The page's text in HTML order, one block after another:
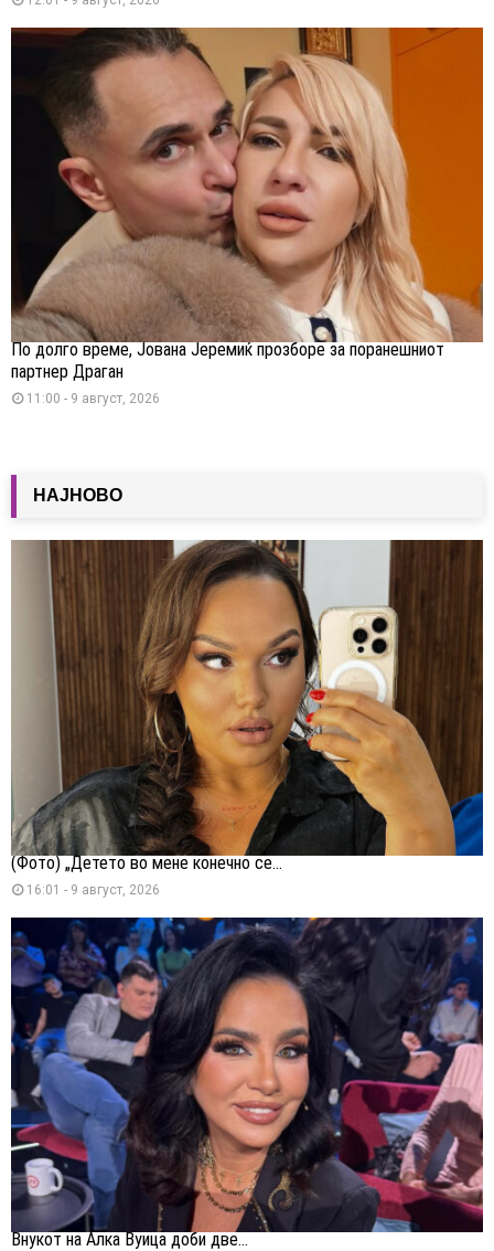
По долго време, Јована Јеремиќ прозборе за поранешниот
партнер Драган
11:00 - 9 август, 2026
НАЈНОВО
(Фото) „Детето во мене конечно се...
16:01 - 9 август, 2026
Внукот на Алка Вуица доби две...